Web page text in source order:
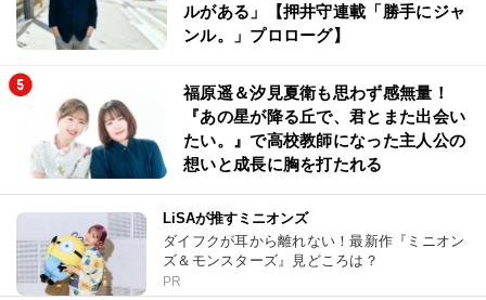
ルがある」【押井守連載「勝手にジャ
ンル。」プロローグ】
福原遥＆汐見夏衛も思わず感無量！
『あの星が降る丘で、君とまた出会い
たい。』で高校教師になった主人公の
想いと成長に胸を打たれる
LiSAが推すミニオンズ
ダイフクが耳から離れない！最新作『ミニオン
ズ＆モンスターズ』見どころは？
PR